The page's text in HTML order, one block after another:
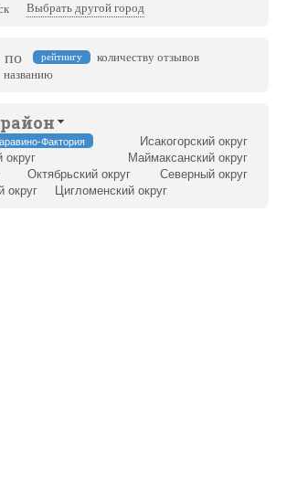
Выбрать другой город
по рейтингу
количеству отзывов
названию
Фактория
Исакогорский округ
округ
Маймаксанский округ
Октябрьский округ
Северный округ
округ
Цигломенский округ